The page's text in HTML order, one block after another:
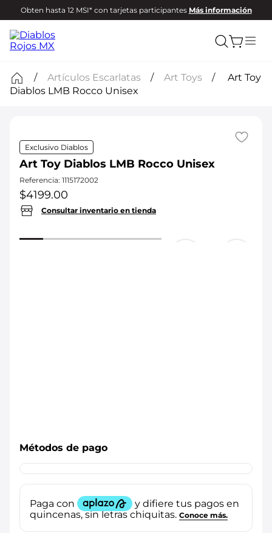
Obten hasta 12 MSI* con tarjetas participantes Más información
Artículos Escarlatas Art Toys
Art Toy
Diablos LMB Rocco Unisex
Exclusivo Diablos
Art Toy Diablos LMB Rocco Unisex
Referencia: 1115172002
$4199.00
Consultar inventario en tienda
Métodos de pago